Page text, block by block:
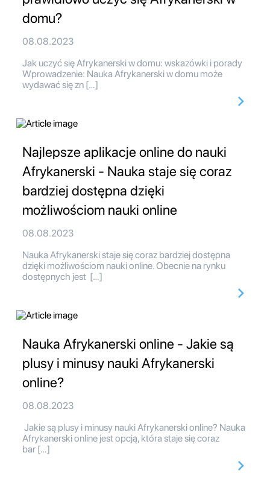
domu?
08.08.2023
Jak uczyć się Afrykanerski w domu: wskazówki i porady
Wprowadzenie: Nauka Afrykanerski w domu może
wydawać się zn […]
Najlepsze aplikacje online do nauki
Afrykanerski - Nauka staje się coraz
bardziej dostępna dzięki
możliwościom nauki online
08.08.2023
Nauka Afrykanerski staje się coraz bardziej dostępna
dzięki możliwościom nauki online. Obecnie na rynku
dostępnych jest […]
Nauka Afrykanerski online - Jakie są
plusy i minusy nauki Afrykanerski
online?
08.08.2023
Jakie są plusy i minusy nauki Afrykanerski online? Nauka
Afrykanerski online jest opcją, która staje się coraz
bar […]